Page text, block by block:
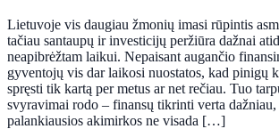
Lietuvoje vis daugiau žmonių imasi rūpintis
tačiau santaupų ir investicijų peržiūra dažnai
neapibrėžtam laikui. Nepaisant augančio
gyventojų vis dar laikosi nuostatos, kad pinigų
spręsti tik kartą per metus ar net rečiau. Tuo
svyravimai rodo – finansų tikrinti verta
palankiausios akimirkos ne visada […]